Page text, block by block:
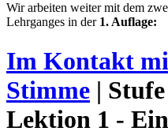
Wir arbeiten weiter mit dem
Lehrganges in der 1. Auflage:
Im Kontakt
Stimme |
Lektion 1 -